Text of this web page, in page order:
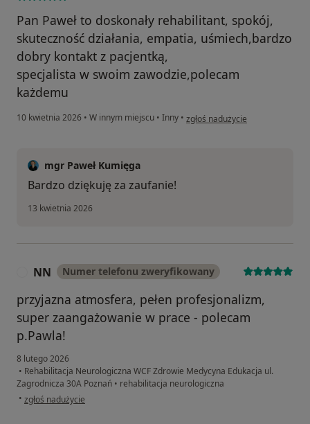
Pan Paweł to doskonały rehabilitant, spokój,
skuteczność działania, empatia, uśmiech,bardzo
dobry kontakt z pacjentką,
specjalista w swoim zawodzie,polecam
każdemu
10 kwietnia 2026 • W innym miejscu • Inny • w opinii użytkownika Urszula
zgłoś nadużycie
mgr Paweł Kumięga
Bardzo dziękuję za zaufanie!
13 kwietnia 2026
NN Numer telefonu zweryfikowany
przyjazna atmosfera, pełen profesjonalizm,
super zaangażowanie w prace - polecam
p.Pawla!
8 lutego 2026
• Rehabilitacja Neurologiczna WCF Zdrowie Medycyna Edukacja ul.
Zagrodnicza 30A Poznań • rehabilitacja neurologiczna
• w opinii użytkownika NN
zgłoś nadużycie